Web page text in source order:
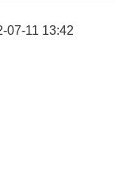
07-11 13:42